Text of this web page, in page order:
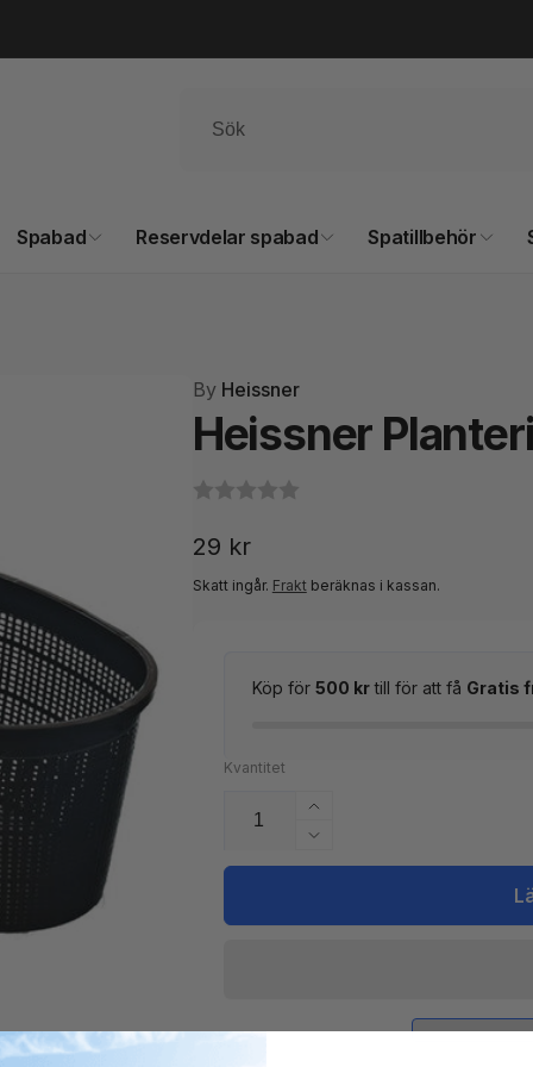
Spabad Reservdelar spabad Spatillbehör
ByHeissner
Heissner
Ordinarie
pris
29 kr
Skatt ingår. Fraktberäknas i kassan.
Köp för 500 krtill för att få Gratis
Kvantitet
Öka
kvantitet
för
Minska
kvantitet
Heissner